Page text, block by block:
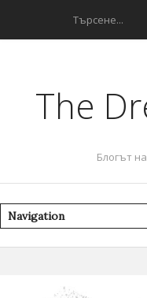
The
Блогът